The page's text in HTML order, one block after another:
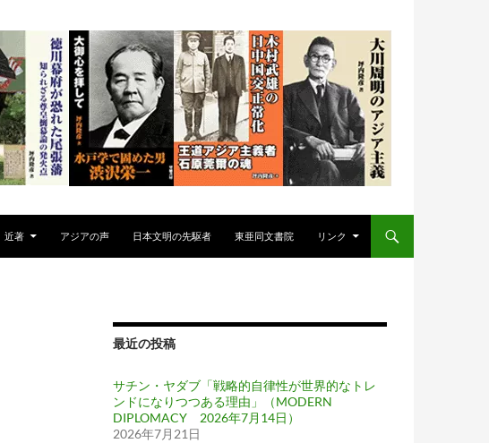
近著 アジアの声 日本文明の先駆者 東亜同文書院 リンク
最近の投稿
サチン・ヤダブ「戦略的自律性が世界的なトレ
ンドになりつつある理由」（MODERN
DIPLOMACY 2026年7月14日）
2026年7月21日